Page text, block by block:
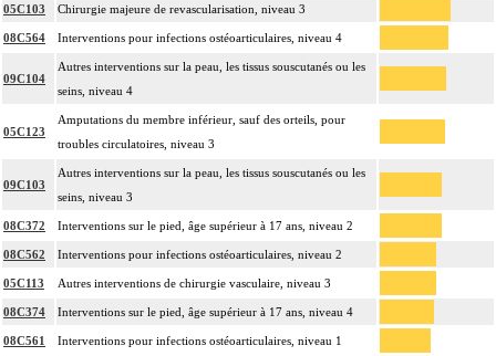
05C103 Chirurgie majeure de revascularisation, niveau 3
08C564 Interventions pour infections ostéoarticulaires, niveau 4
09C104
Autres interventions sur la peau, les tissus souscutanés ou les
seins, niveau 4
05C123
Amputations du membre inférieur, sauf des orteils, pour
troubles circulatoires, niveau 3
09C103
Autres interventions sur la peau, les tissus souscutanés ou les
seins, niveau 3
08C372 Interventions sur le pied, âge supérieur à 17 ans, niveau 2
08C562 Interventions pour infections ostéoarticulaires, niveau 2
05C113 Autres interventions de chirurgie vasculaire, niveau 3
08C374 Interventions sur le pied, âge supérieur à 17 ans, niveau 4
08C561 Interventions pour infections ostéoarticulaires, niveau 1